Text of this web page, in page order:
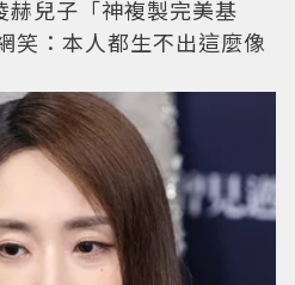
赫兒子「神複製完美基
笑：本人都生不出這麼像